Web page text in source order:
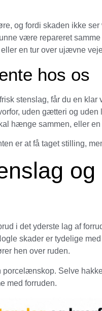
og fordi skaden ikke
være repareret
en tur over ujævne
hos os
stenslag, får du en
uden gætteri og
hænge sammen, eller
er at få taget stilling,
i det yderste lag af
skader er tydelige
hen over ruden.
Selve
med forruden.